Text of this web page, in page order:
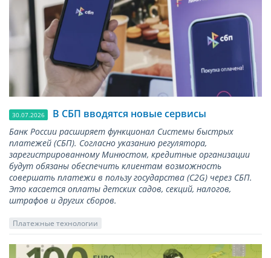
30.07.2026 В СБП вводятся новые сервисы
Банк России расширяет функционал Системы быстрых
платежей (СБП). Согласно указанию регулятора,
зарегистрированному Минюстом, кредитные организации
будут обязаны обеспечить клиентам возможность
совершать платежи в пользу государства (С2G) через СБП.
Это касается оплаты детских садов, секций, налогов,
штрафов и других сборов.
Платежные технологии